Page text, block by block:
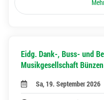
Eidg. Dank-, Buss- und
Musikgesellschaft Bünzen
Sa, 19. September 2026